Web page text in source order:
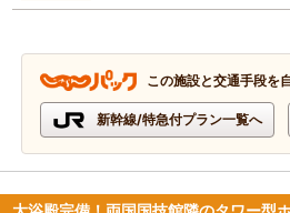
この施設と交通手段を
新幹線/特急付プラン一覧へ